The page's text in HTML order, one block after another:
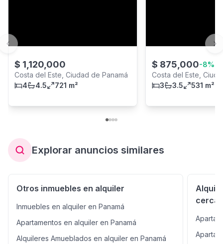
$ 1,120,000
Costa del Este, Ciudad de Panamá
4
4.5 721 m²
$ 875,000-8%
Costa del Este,
3
3.5 531 m²
Previous slide
Explorar anuncios similares
Otros inmuebles en alquiler
Inmuebles en alquiler en Panamá
Apartamentos en alquiler en Panamá
Alquileres Amueblados en alquiler en Panamá